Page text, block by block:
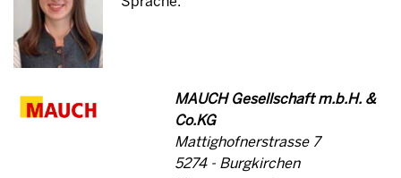
MAUCH Gesellschaft m.b.H. &
Co.KG
Mattighofnerstrasse 7
5274 - Burgkirchen